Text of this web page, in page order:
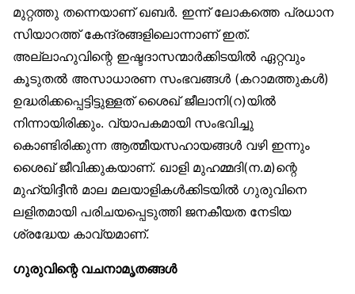
മുറ്റത്തു തന്നെയാണ് ഖബർ. ഇന്ന് ലോകത്തെ പ്രധാന
സിയാറത്ത് കേന്ദ്രങ്ങളിലൊന്നാണ് ഇത്.
അല്ലാഹുവിന്റെ ഇഷ്ടദാസന്മാർക്കിടയിൽ ഏറ്റവും
കൂടുതൽ അസാധാരണ സംഭവങ്ങൾ (കറാമത്തുകൾ)
ഉദ്ധരിക്കപ്പെട്ടിട്ടുള്ളത് ശൈഖ് ജീലാനി(റ)യിൽ
നിന്നായിരിക്കും. വ്യാപകമായി സംഭവിച്ചു
കൊണ്ടിരിക്കുന്ന ആത്മീയസഹായങ്ങൾ വഴി ഇന്നും
ശൈഖ് ജീവിക്കുകയാണ്. ഖാളി മുഹമ്മദി(ന.മ)ന്റെ
മുഹ്‌യിദ്ദീൻ മാല മലയാളികൾക്കിടയിൽ ഗുരുവിനെ
ലളിതമായി പരിചയപ്പെടുത്തി ജനകീയത നേടിയ
ശ്രദ്ധേയ കാവ്യമാണ്.
ഗുരുവിന്റെ വചനാമൃതങ്ങൾ